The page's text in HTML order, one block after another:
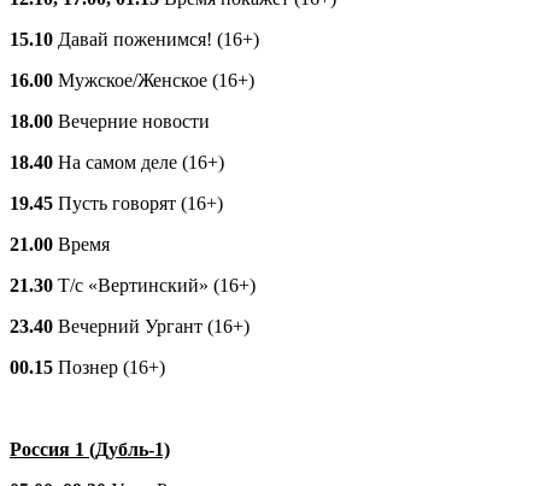
15.10 Давай поженимся! (16+)
16.00 Мужское/Женское (16+)
18.00 Вечерние новости
18.40 На самом деле (16+)
19.45 Пусть говорят (16+)
21.00 Время
21.30 Т/с «Вертинский» (16+)
23.40 Вечерний Ургант (16+)
00.15 Познер (16+)
Россия 1 (Дубль-1)